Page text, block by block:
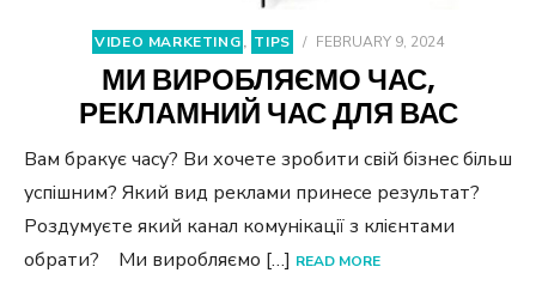
VIDEO MARKETING, TIPS / FEBRUARY 9, 2024
МИ ВИРОБЛЯЄМО ЧАС,
РЕКЛАМНИЙ ЧАС ДЛЯ ВАС
Вам бракує часу? Ви хочете зробити свій бізнес більш
успішним? Який вид реклами принесе результат?
Роздумуєте який канал комунікації з клієнтами
обрати? Ми виробляємо […] READ MORE